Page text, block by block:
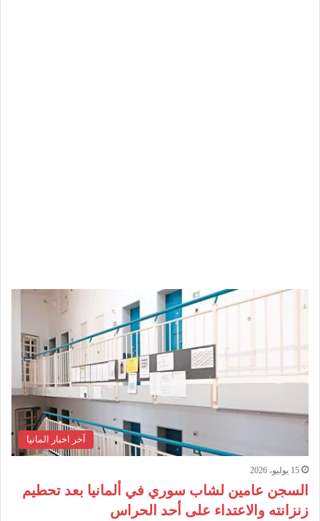
آخر اخبار المانيا
15 يوليو، 2026
السجن عامين لشاب سوري في ألمانيا بعد تحطيم
زنزانته والاعتداء على أحد الحراس